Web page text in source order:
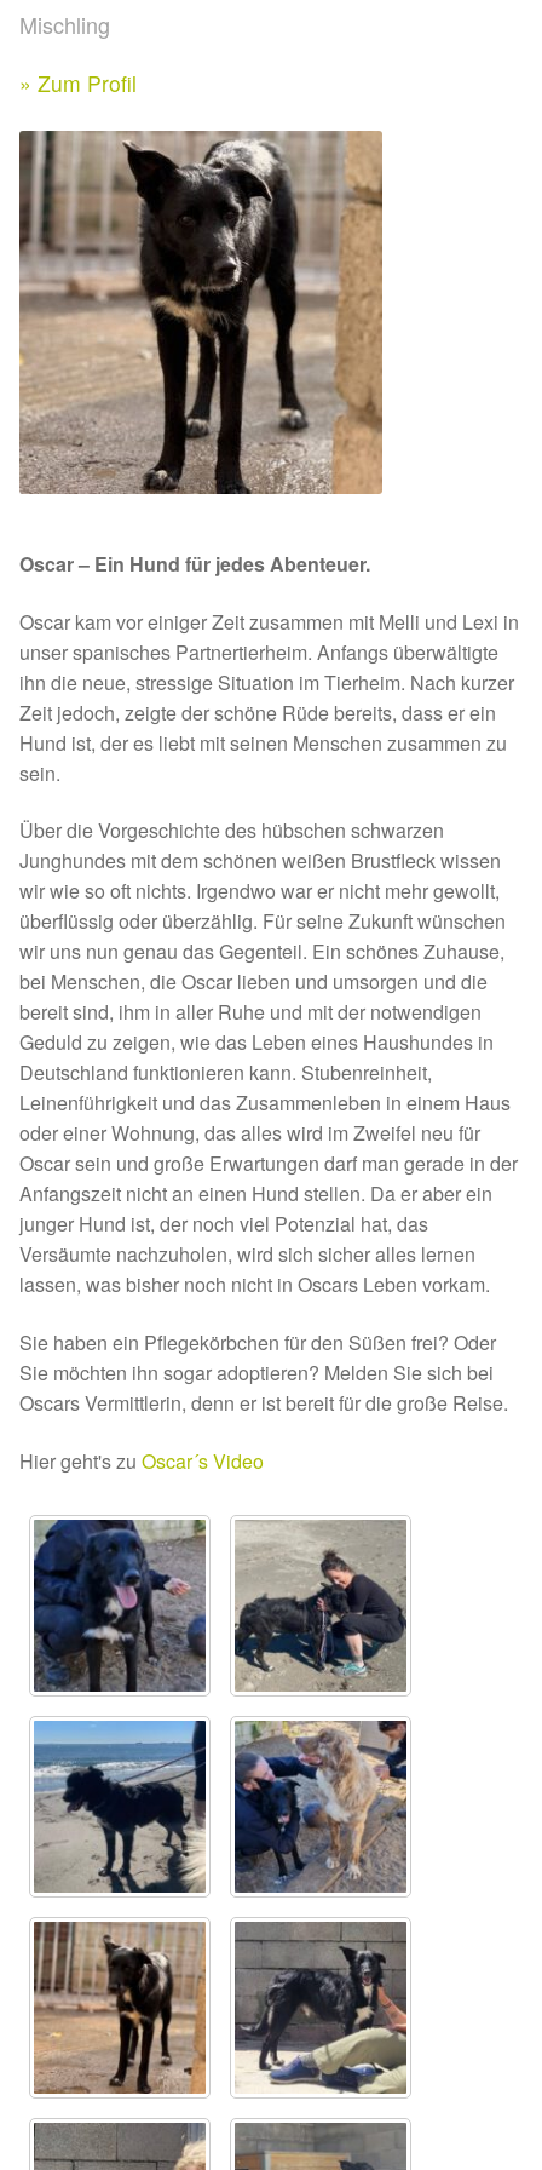
Ihre/Eure Spenden – Januar bis Juni 2026
Spenden 2025
Juli bis Dezember 2025
Januar bis Juni 2025
Spenden 2024
Juli bis Dezember 2024
Spenden 2023
Juli bis Dezember 2023
Januar bis Juni 2023
Juli bis Dezember 2022
Januar bis Juni 2022
Spenden 2021
Juli bis Dezember 2021
Fördermitgliedschaft
Tierschutz
Auslandstierschutz
Schutzgebühr
Unsere Notnasen
Notnasen in Deutschland
Notnasen noch im Ausland
Notnasen mit Handicap
Wichtige Gedanken vor der Adoption
Sicherheitsgeschirr
Mittelmeerkrankheiten
Leishmaniose
Qualzucht bei Hunden
Sonderfarben bei Hunden
Zwingerhusten
Ablauf Adoption
Info Broschüre – SALVA Hundehilfe e.V.
Facebook
Instagram
Mischling
» Zum Profil
Oscar – Ein Hund für jedes Abenteuer.
Oscar kam vor einiger Zeit zusammen mit Melli und Lexi in
unser spanisches Partnertierheim. Anfangs überwältigte
ihn die neue, stressige Situation im Tierheim. Nach kurzer
Zeit jedoch, zeigte der schöne Rüde bereits, dass er ein
Hund ist, der es liebt mit seinen Menschen zusammen zu
sein.
Über die Vorgeschichte des hübschen schwarzen
Junghundes mit dem schönen weißen Brustfleck wissen
wir wie so oft nichts. Irgendwo war er nicht mehr gewollt,
überflüssig oder überzählig. Für seine Zukunft wünschen
wir uns nun genau das Gegenteil. Ein schönes Zuhause,
bei Menschen, die Oscar lieben und umsorgen und die
bereit sind, ihm in aller Ruhe und mit der notwendigen
Geduld zu zeigen, wie das Leben eines Haushundes in
Deutschland funktionieren kann. Stubenreinheit,
Leinenführigkeit und das Zusammenleben in einem Haus
oder einer Wohnung, das alles wird im Zweifel neu für
Oscar sein und große Erwartungen darf man gerade in der
Anfangszeit nicht an einen Hund stellen. Da er aber ein
junger Hund ist, der noch viel Potenzial hat, das
Versäumte nachzuholen, wird sich sicher alles lernen
lassen, was bisher noch nicht in Oscars Leben vorkam.
Sie haben ein Pflegekörbchen für den Süßen frei? Oder
Sie möchten ihn sogar adoptieren? Melden Sie sich bei
Oscars Vermittlerin, denn er ist bereit für die große Reise.
Hier geht's zu Oscar´s Video